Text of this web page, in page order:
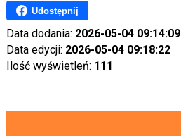
Udostępnij
Data dodania: 2026-05-04 09:14:09
Data edycji: 2026-05-04 09:18:22
Ilość wyświetleń: 111